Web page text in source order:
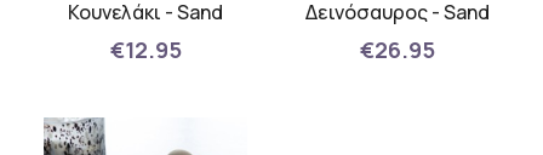
Κουνελάκι - Sand
€12.95
Δεινόσαυρος - Sand
€26.95